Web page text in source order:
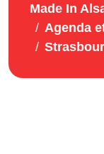
Made In
Agenda